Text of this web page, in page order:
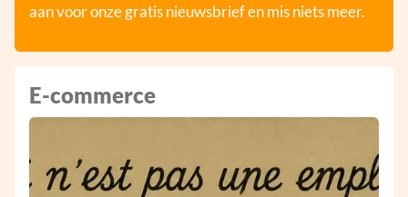
aan voor onze gratis nieuwsbrief en mis niets meer.
E-commerce